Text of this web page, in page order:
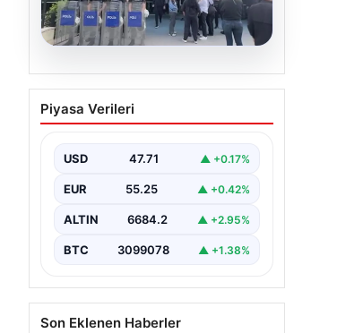
05.08.2026
Avcılar Belediyesi’ne
operasyon. 12 şüpheli
Piyasa Verileri
USD 47.71 ▲ +0.17%
EUR 55.25 ▲ +0.42%
ALTIN 6684.2 ▲ +2.95%
BTC 3099078 ▲ +1.38%
Son Eklenen Haberler